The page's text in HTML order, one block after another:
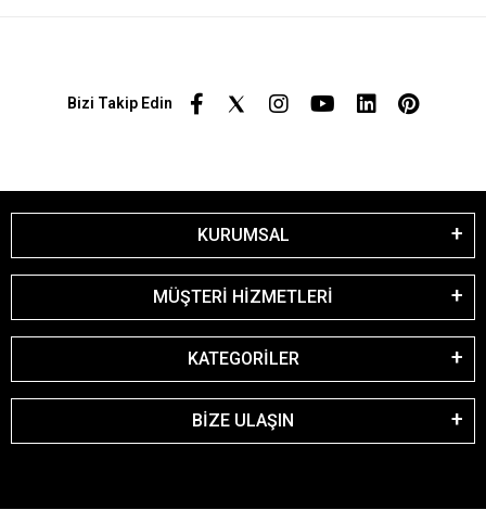
Bizi Takip Edin
KURUMSAL
MÜŞTERİ HİZMETLERİ
KATEGORİLER
BİZE ULAŞIN